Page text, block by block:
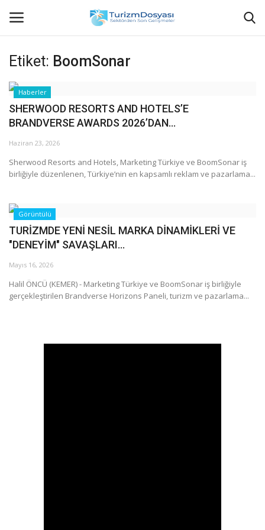
Anasayfa
Bize Ulaşın
Künye
Halil ÖNCÜ kimdir?
KVKK Aydınlatma Metni
Haberler
Görüntülü
Araştırma - İnceleme
Etiket: BoomSonar
Haberler
SHERWOOD RESORTS AND HOTELS’E
BRANDVERSE AWARDS 2026’DAN...
Haziran 23, 2026
Sherwood Resorts and Hotels, Marketing Türkiye ve BoomSonar iş
birliğiyle düzenlenen, Türkiye’nin en kapsamlı reklam ve pazarlama...
Görüntülü
TURİZMDE YENİ NESİL MARKA DİNAMİKLERİ VE
"DENEYİM" SAVAŞLARI...
Mayıs 16, 2026
Halil ÖNCÜ (KEMER) - Marketing Türkiye ve BoomSonar iş birliğiyle
gerçekleştirilen Brandverse Horizons Paneli, turizm ve pazarlama...